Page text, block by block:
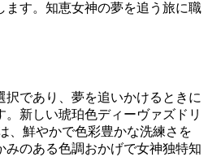
ます。知恵女神の夢を追う旅に職
であり、夢を追いかけるときに
。新しい琥珀色ディーヴァズドリ
、鮮やかで色彩豊かな洗練さを
みのある色調おかげで女神独特知